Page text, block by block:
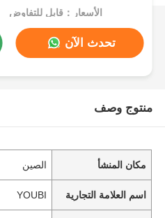
الأسعار：قابل للتفاوض
تحدث الآن
منتوج وصف
مكان المنشأ الصين
اسم العلامة التجارية YOUBI